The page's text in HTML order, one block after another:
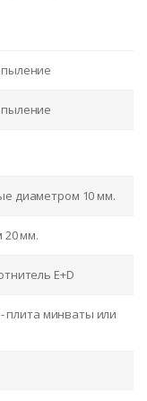
диаметром 10 мм.
20 мм.
E+D
плита минваты или